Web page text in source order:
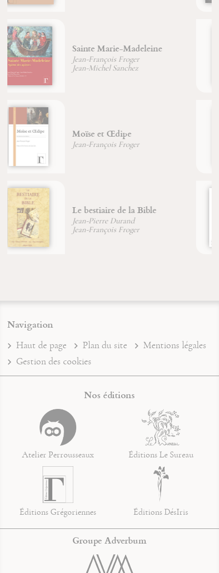
Énigme de la pensée
Jean-François Froger
Du combat spirituel à la
déification
Jean-François Froger
Livre des subtilités des
créatures de diverses natures -
Physica
Sainte Hildegarde de Bingen
Navigation
Haut de page Plan du site
Mentions légales
Gestion des cookies
Nos éditions
Atelier Perrousseaux Éditions Le Sureau
Éditions Grégoriennes Éditions DésIris
Groupe Adverbum